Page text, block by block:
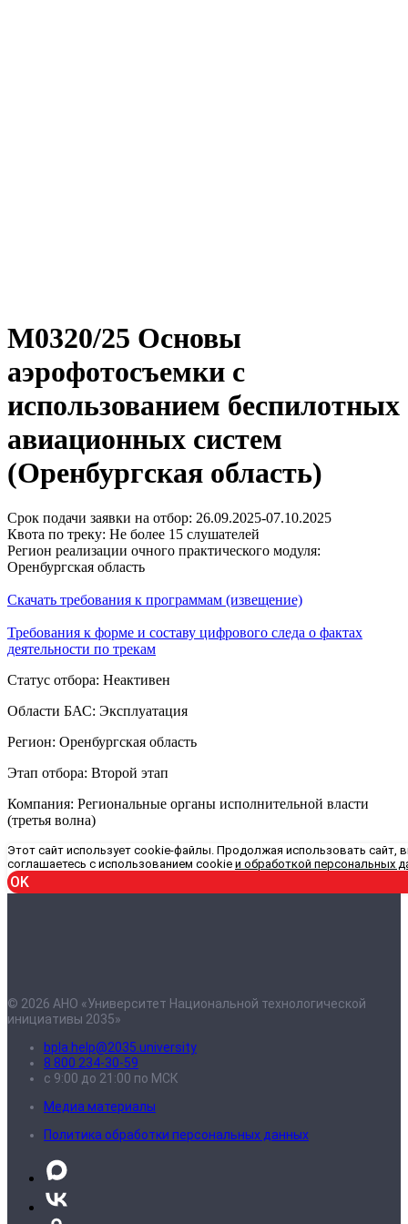
М0320/25 Основы
аэрофотосъемки с
использованием беспилотных
авиационных систем
(Оренбургская область)
Срок подачи заявки на отбор: 26.09.2025-07.10.2025
Квота по треку: Не более 15 слушателей
Регион реализации очного практического модуля:
Оренбургская область
Скачать требования к программам (извещение)
Требования к форме и составу цифрового следа о фактах
деятельности по трекам
Статус отбора: Неактивен
Области БАС: Эксплуатация
Регион: Оренбургская область
Этап отбора: Второй этап
Компания: Региональные органы исполнительной власти
(третья волна)
Этот сайт использует cookie-файлы. Продолжая использовать сайт,
соглашаетесь с использованием cookie и обработкой персональных
OK
© 2026 АНО «Университет Национальной технологической
инициативы 2035»
bpla.help@2035.university
8 800 234-30-59
с 9:00 до 21:00 по МСК
Медиа материалы
Политика обработки персональных данных